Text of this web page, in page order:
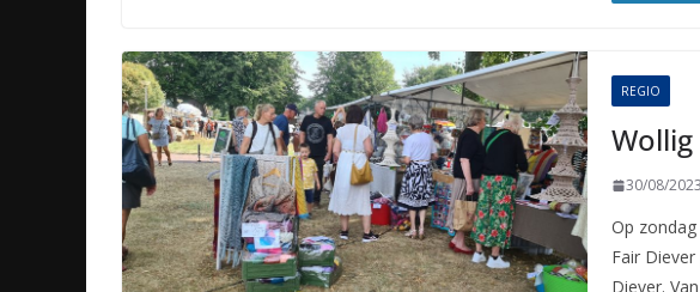
REGIO
30/08/2023
Op
Fair
Diever. Van